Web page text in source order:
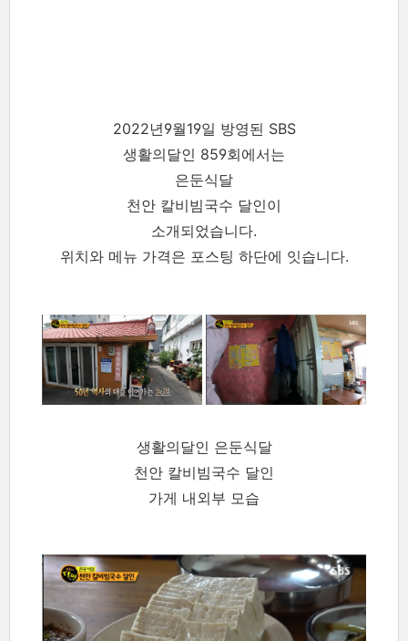
2022년9월19일 방영된 SBS
생활의달인 859회에서는
은둔식달
천안 칼비빔국수 달인이
소개되었습니다.
위치와 메뉴 가격은 포스팅 하단에 잇습니다.
생활의달인 은둔식달
천안 칼비빔국수 달인
가게 내외부 모습